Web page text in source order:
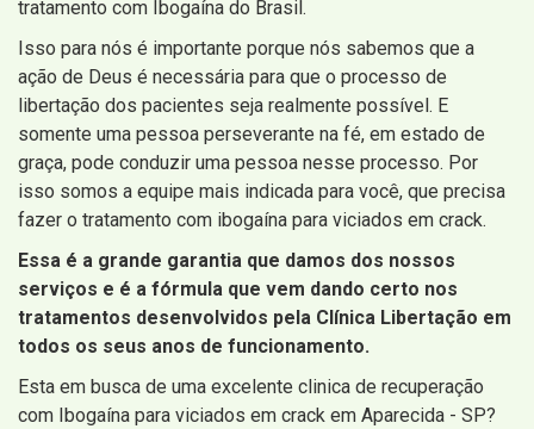
tratamento com Ibogaína do Brasil.
Isso para nós é importante porque nós sabemos que a
ação de Deus é necessária para que o processo de
libertação dos pacientes seja realmente possível. E
somente uma pessoa perseverante na fé, em estado de
graça, pode conduzir uma pessoa nesse processo. Por
isso somos a equipe mais indicada para você, que precisa
fazer o tratamento com ibogaína para viciados em crack.
Essa é a grande garantia que damos dos nossos
serviços e é a fórmula que vem dando certo nos
tratamentos desenvolvidos pela Clínica Libertação em
todos os seus anos de funcionamento.
Esta em busca de uma excelente clinica de recuperação
com Ibogaína para viciados em crack em Aparecida - SP?